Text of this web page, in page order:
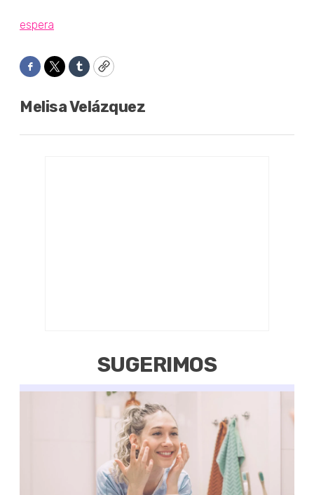
espera
Facebook
TwitterTumblrCopy
Melisa Velázquez
SUGERIMOS